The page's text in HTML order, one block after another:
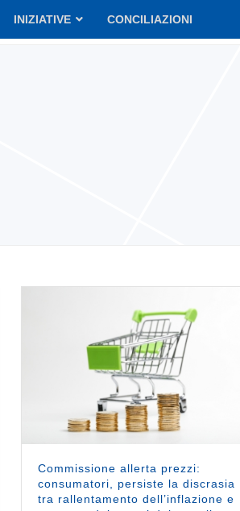
INIZIATIVE CONCILIAZIONI
Commissione allerta prezzi:
consumatori, persiste la discrasia
tra rallentamento dell’inflazione e